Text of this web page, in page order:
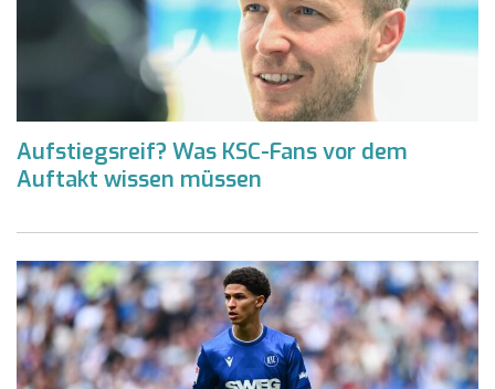
Aufstiegsreif? Was KSC-Fans vor dem
Auftakt wissen müssen